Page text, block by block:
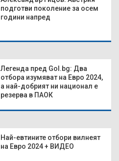
подготви поколение за осем
години напред
Легенда пред Gol.bg: Два
отбора изумяват на Евро 2024,
а най-добрият ни национал е
резерва в ПАОК
Най-евтините отбори вилнеят
на Евро 2024 + ВИДЕО